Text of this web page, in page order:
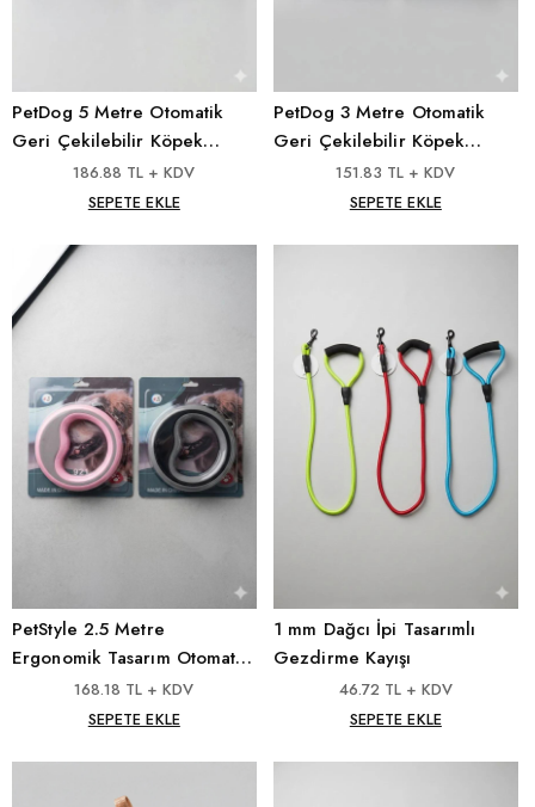
PetDog 5 Metre Otomatik
Geri Çekilebilir Köpek
Gezdirme Tasması -
Dayanıklı ve Ergonomik
186.88 TL + KDV
SEPETE EKLE
PetDog 3 Metre Otomatik
Geri Çekilebilir Köpek
Gezdirme Tasması -
Dayanıklı ve Ergonomik
151.83 TL + KDV
SEPETE EKLE
PetStyle 2.5 Metre
Ergonomik Tasarım Otomatik
Makaralı Kedi & Köpek
168.18 TL + KDV
SEPETE EKLE
1 mm Dağcı İpi Tasarımlı
Gezdirme Kayışı
46.72 TL + KDV
SEPETE EKLE